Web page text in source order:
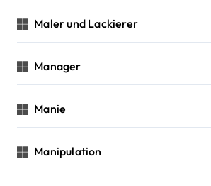
Maler und Lackierer
Manager
Manie
Manipulation